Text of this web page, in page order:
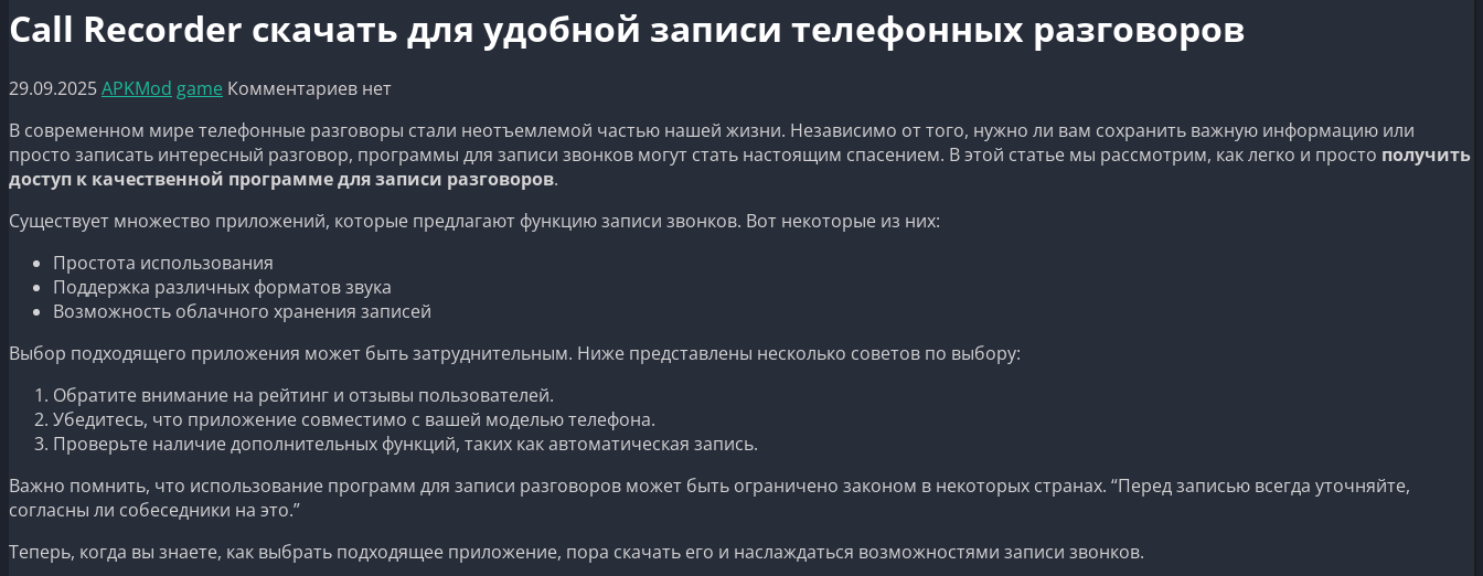
Call Recorder скачать для удобной записи телефонных разговоров
29.09.2025APKMod game Комментариев нет
В современном мире телефонные разговоры стали неотъемлемой частью нашей жизни. Независимо от того, нужно ли вам сохранить важную информацию или
просто записать интересный разговор, программы для записи звонков могут стать настоящим спасением. В этой статье мы рассмотрим, как легко и просто получить
доступ к качественной программе для записи разговоров.
Существует множество приложений, которые предлагают функцию записи звонков. Вот некоторые из них:
Простота использования
Поддержка различных форматов звука
Возможность облачного хранения записей
Выбор подходящего приложения может быть затруднительным. Ниже представлены несколько советов по выбору:
Обратите внимание на рейтинг и отзывы пользователей.
Убедитесь, что приложение совместимо с вашей моделью телефона.
Проверьте наличие дополнительных функций, таких как автоматическая запись.
Важно помнить, что использование программ для записи разговоров может быть ограничено законом в некоторых странах. “Перед записью всегда уточняйте,
согласны ли собеседники на это.”
Теперь, когда вы знаете, как выбрать подходящее приложение, пора скачать его и наслаждаться возможностями записи звонков.